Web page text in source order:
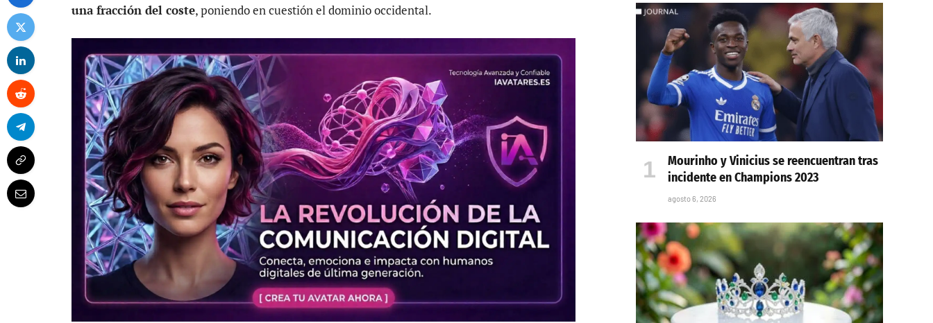
una fracción del coste, poniendo en cuestión el dominio occidental.
Mourinho y Vinicius se reencuentran tras
incidente en Champions 2023
agosto 6, 2026